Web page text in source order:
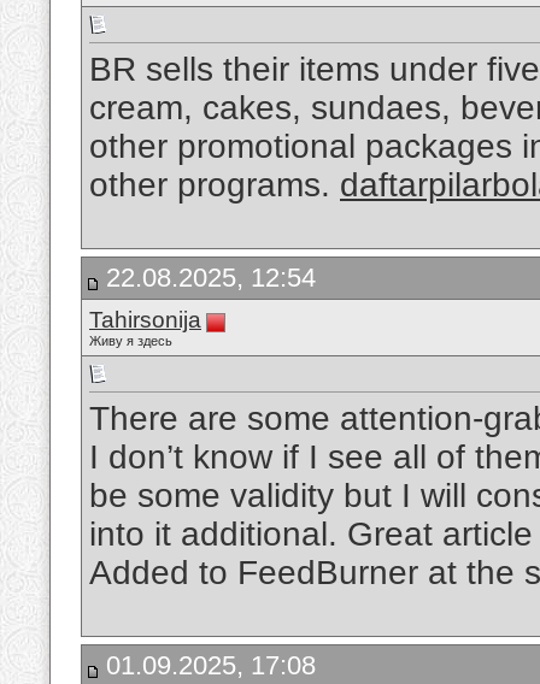
BR sells their items under
cream, cakes, sundaes,
other promotional packages
other programs.
22.08.2025, 12:54
Tahirsonija
Живу я здесь
There are some attention-
I don’t know if I see all of
be some validity but I will
into it additional. Great
Added to FeedBurner at the
01.09.2025, 17:08